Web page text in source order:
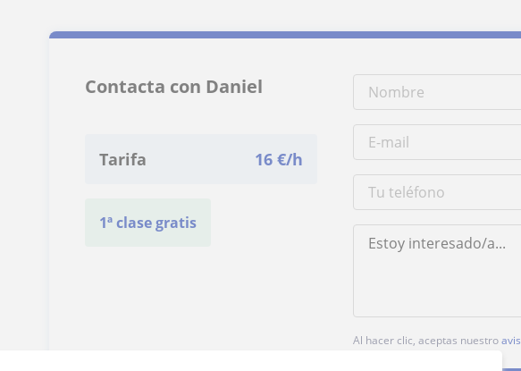
Contacta con Daniel
Tarifa 16 €/h
1ª clase gratis
Al hacer clic, aceptas nuestro